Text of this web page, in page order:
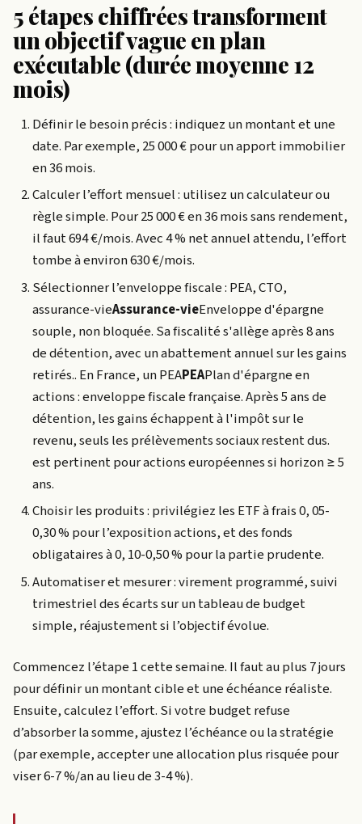
5 étapes chiffrées transforment
un objectif vague en plan
exécutable (durée moyenne 12
mois)
Définir le besoin précis : indiquez un montant et une
date. Par exemple, 25 000 € pour un apport immobilier
en 36 mois.
Calculer l’effort mensuel : utilisez un calculateur ou
règle simple. Pour 25 000 € en 36 mois sans rendement,
il faut 694 €/mois. Avec 4 % net annuel attendu, l’effort
tombe à environ 630 €/mois.
Sélectionner l’enveloppe fiscale : PEA, CTO,
assurance-vieAssurance-vieEnveloppe d'épargne
souple, non bloquée. Sa fiscalité s'allège après 8 ans
de détention, avec un abattement annuel sur les gains
retirés.. En France, unPEAPEAPlan d'épargne en
actions : enveloppe fiscale française. Après 5 ans de
détention, les gains échappent à l'impôt sur le
revenu, seuls les prélèvements sociaux restent dus.
est pertinent pour actions européennes si horizon ≥ 5
ans.
Choisir les produits : privilégiez les ETF à frais 0, 05-
0,30 % pour l’exposition actions, et des fonds
obligataires à 0, 10-0,50 % pour la partie prudente.
Automatiser et mesurer : virement programmé, suivi
trimestriel des écarts sur un tableau de budget
simple, réajustement si l’objectif évolue.
Commencez l’étape 1 cette semaine. Il faut au plus 7 jours
pour définir un montant cible et une échéance réaliste.
Ensuite, calculez l’effort. Si votre budget refuse
d’absorber la somme, ajustez l’échéance ou la stratégie
(par exemple, accepter une allocation plus risquée pour
viser 6-7 %/an au lieu de 3-4 %).